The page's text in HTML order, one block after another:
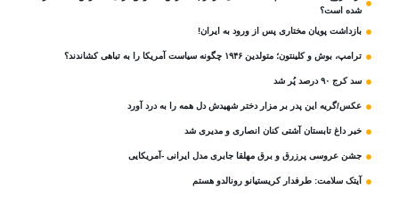
شده است؟
بازداشت پویان مختاری پس از ورود به ایران!
ترامپ، بوش و کلینتون؛ متولدین ۱۹۴۶ چگونه سیاست آمریکا را به تباهی کشاندند؟
سد کرج ۹۰ درصد پُر شد
عکس/گریه این پدر بر مزار دختر شهیدش دل همه را به درد آورد
خبر داغ تابستان آشتی کنان انصاری و مدیری شد
جشن عروسی پرزرق و برق مهلقا جابری مدل ایرانی -آمریکایی
آیتک سلامت: طرفدار کریستیانو رونالدو هستم